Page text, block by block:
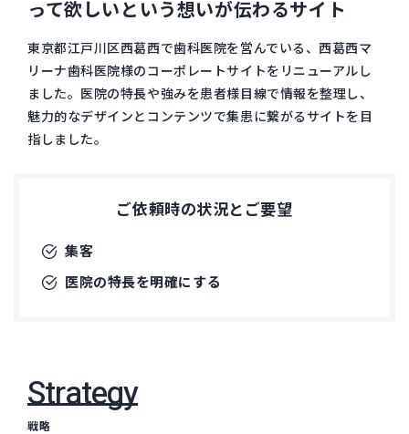
って欲しいという想いが伝わるサイト
東京都江戸川区西葛西で歯科医院を営んでいる、西葛西マ
リーナ歯科医院様のコーポレートサイトをリニューアルし
ました。医院の特長や強みを患者様目線で情報を整理し、
魅力的なデザインとコンテンツで集患に繋がるサイトを目
指しました。
ご依頼時の状況とご要望
集客
医院の特長を明確にする
Strategy
戦略